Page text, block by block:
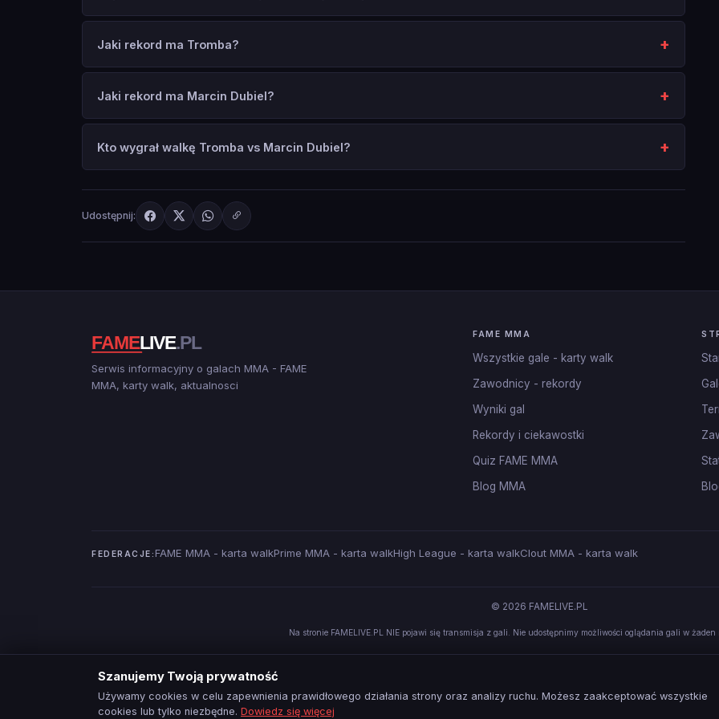
Jaki rekord ma Tromba?
Jaki rekord ma Marcin Dubiel?
Kto wygrał walkę Tromba vs Marcin Dubiel?
Udostępnij:
Serwis informacyjny o galach MMA - FAME
MMA, karty walk, aktualnosci
FAME MMA
Wszystkie gale - karty walk
Zawodnicy - rekordy
Wyniki gal
Rekordy i ciekawostki
Quiz FAME MMA
Blog MMA
FEDERACJE: FAME MMA - karta walkPrime MMA - karta walkHigh League - karta walkClout MMA - karta walk
© 2026 FAMELIVE.PL
Na stronie FAMELIVE.PL NIE pojawi się transmisja z gali. Nie udostępnimy możliwości oglądania gali w żaden
Szanujemy Twoją prywatność
Używamy cookies w celu zapewnienia prawidłowego działania strony oraz analizy ruchu. Możesz zaakceptować wszystkie
cookies lub tylko niezbędne. Dowiedz się więcej